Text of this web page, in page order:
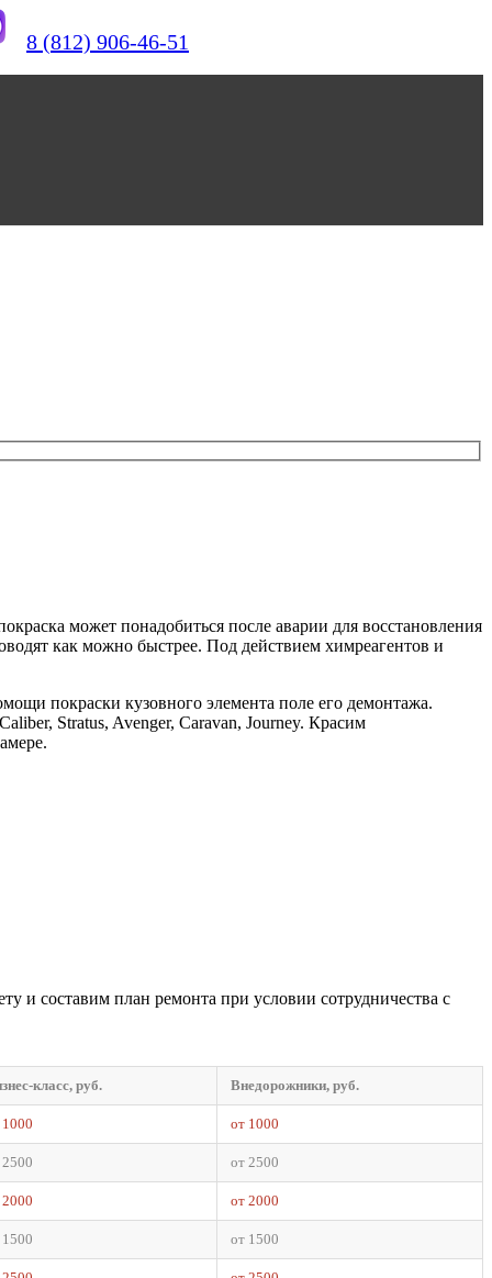
8 (812) 906-46-51
может понадобиться после аварии для восстановления
как можно быстрее. Под действием химреагентов и
покраски кузовного элемента поле его демонтажа.
Stratus, Avenger, Caravan, Journey. Красим
и составим план ремонта при условии сотрудничества с
класс, руб. Внедорожники, руб.
1000 от 1000
2500 от 2500
2000 от 2000
1500 от 1500